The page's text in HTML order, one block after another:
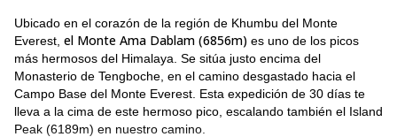
Ubicado en el corazón de la región de Khumbu del Monte
Everest, el Monte Ama Dablam (6856m) es uno de los picos
más hermosos del Himalaya. Se sitúa justo encima del
Monasterio de Tengboche, en el camino desgastado hacia el
Campo Base del Monte Everest. Esta expedición de 30 días te
lleva a la cima de este hermoso pico, escalando también el Island
Peak (6189m) en nuestro camino.